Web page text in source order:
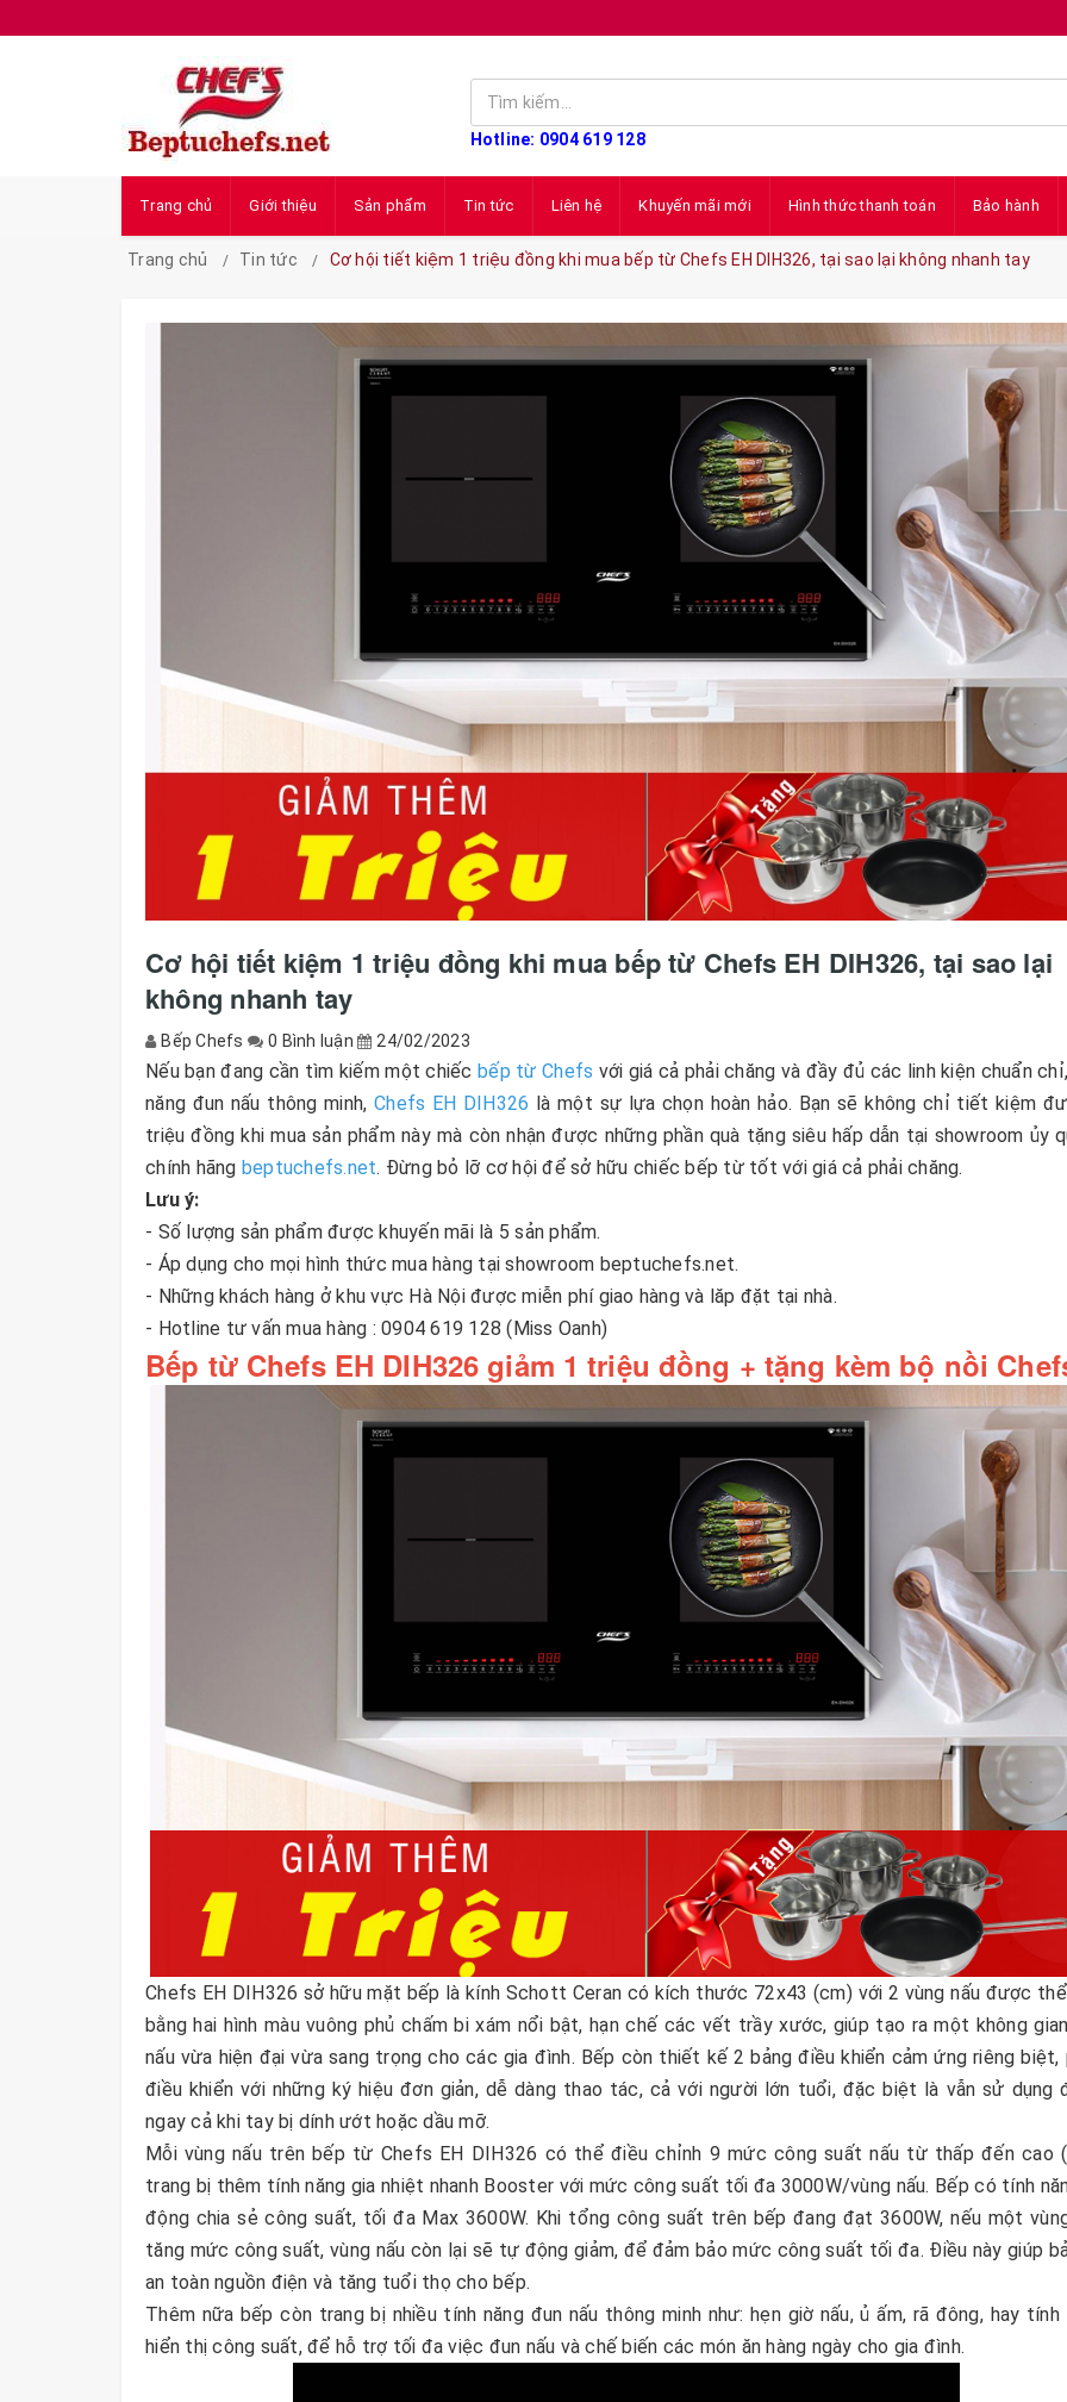
Hotline: 0904 619 128
Trang chủ Giới thiệu Sản phẩm Tin tức Liên hệ Khuyến mãi mới Hình thức thanh toán Bảo hành
Trang chủ Tin tức Cơ hội tiết kiệm 1 triệu đồng khi mua bếp từ Chefs EH DIH326, tại sao lại không nhanh tay
Cơ hội tiết kiệm 1 triệu đồng khi mua bếp từ Chefs EH DIH326, tại sao lại
không nhanh tay
Bếp Chefs 0 Bình luận 24/02/2023
Nếu bạn đang cần tìm kiếm một chiếc bếp từ Chefs với giá cả phải chăng và đầy đủ các linh kiện chuẩn
năng đun nấu thông minh,Chefs EH DIH326 là một sự lựa chọn hoàn hảo. Bạn sẽ không chỉ tiết kiệm
triệu đồng khi mua sản phẩm này mà còn nhận được những phần quà tặng siêu hấp dẫn tại showroom ủy
chính hãng beptuchefs.net. Đừng bỏ lỡ cơ hội để sở hữu chiếc bếp từ tốt với giá cả phải chăng.
Lưu ý:
- Số lượng sản phẩm được khuyến mãi là 5 sản phẩm.
- Áp dụng cho mọi hình thức mua hàng tại showroom beptuchefs.net.
- Những khách hàng ở khu vực Hà Nội được miễn phí giao hàng và lăp đặt tại nhà.
- Hotline tư vấn mua hàng : 0904 619 128 (Miss Oanh)
Bếp từ Chefs EH DIH326 giảm 1 triệu đồng + tặng kèm bộ nồi
Chefs EH DIH326 sở hữu mặt bếp là kính Schott Ceran có kích thước 72x43 (cm) với 2 vùng nấu được
bằng hai hình màu vuông phủ chấm bi xám nổi bật, hạn chế các vết trầy xước, giúp tạo ra một không
nấu vừa hiện đại vừa sang trọng cho các gia đình. Bếp còn thiết kế 2 bảng điều khiển cảm ứng riêng biệt,
điều khiển với những ký hiệu đơn giản, dễ dàng thao tác, cả với người lớn tuổi, đặc biệt là vẫn sử dụng
ngay cả khi tay bị dính ướt hoặc dầu mỡ.
Mỗi vùng nấu trên bếp từ Chefs EH DIH326 có thể điều chỉnh 9 mức công suất nấu từ thấp đến cao
trang bị thêm tính năng gia nhiệt nhanh Booster với mức công suất tối đa 3000W/vùng nấu. Bếp có tính
động chia sẻ công suất, tối đa Max 3600W. Khi tổng công suất trên bếp đang đạt 3600W, nếu một
tăng mức công suất, vùng nấu còn lại sẽ tự động giảm, để đảm bảo mức công suất tối đa. Điều này giúp
an toàn nguồn điện và tăng tuổi thọ cho bếp.
Thêm nữa bếp còn trang bị nhiều tính năng đun nấu thông minh như: hẹn giờ nấu, ủ ấm, rã đông, hay tính
hiển thị công suất, để hỗ trợ tối đa việc đun nấu và chế biến các món ăn hàng ngày cho gia đình.